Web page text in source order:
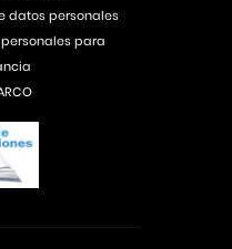
datos personales
para